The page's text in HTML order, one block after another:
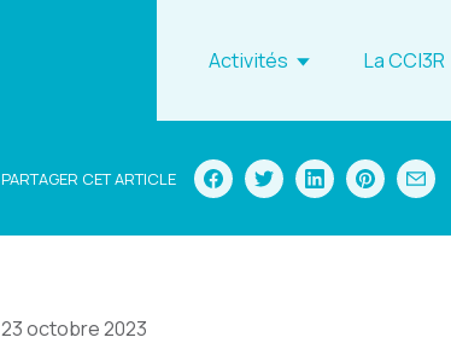
Activités La CCI3R
PARTAGER CET ARTICLE
23 octobre 2023